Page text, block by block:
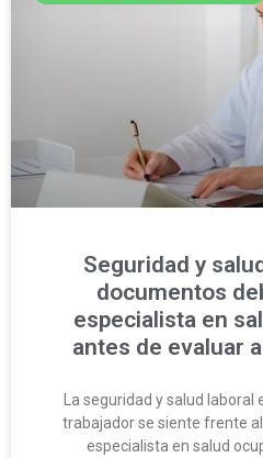
Seguridad y
documentos
especialista en
antes de evaluar
La seguridad y salud
trabajador se siente frente
especialista en salud